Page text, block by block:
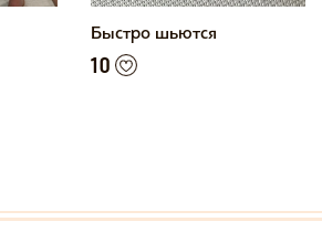
Быстро шьются
10